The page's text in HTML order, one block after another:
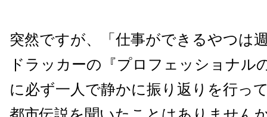
突然ですが、「仕事ができるやつは
ドラッカーの『プロフェッショナル
に必ず一人で静かに振り返りを行っ